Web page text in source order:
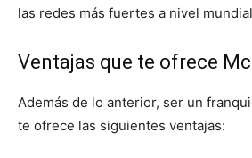
las redes más fuertes a nivel
Ventajas que te ofrece
Además de lo anterior, ser un
te ofrece las siguientes ventajas: